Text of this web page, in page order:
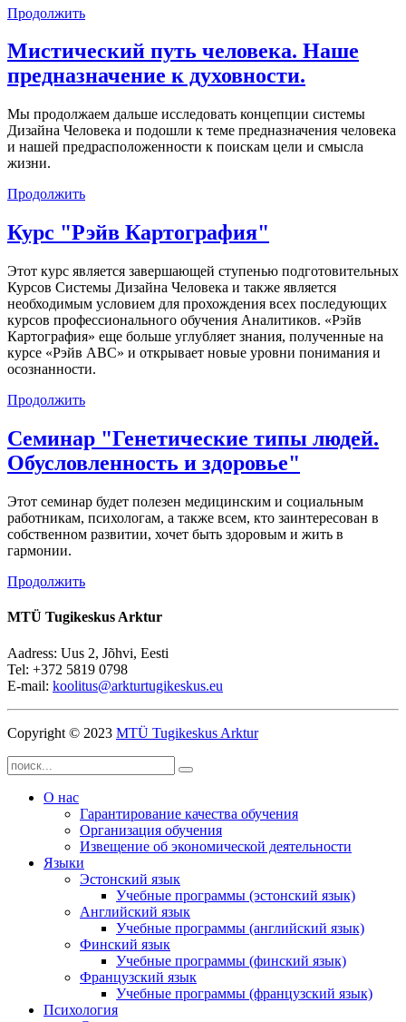
Продолжить
Мистический путь человека. Наше
предназначение к духовности.
Мы продолжаем дальше исследовать концепции системы
Дизайна Человека и подошли к теме предназначения человека
и нашей предрасположенности к поискам цели и смысла
жизни.
Продолжить
Курс "Рэйв Картография"
Этот курс является завершающей ступенью подготовительных
Курсов Системы Дизайна Человека и также является
необходимым условием для прохождения всех последующих
курсов профессионального обучения Аналитиков. «Рэйв
Картография» еще больше углубляет знания, полученные на
курсе «Рэйв АВС» и открывает новые уровни понимания и
осознанности.
Продолжить
Семинар "Генетические типы людей.
Обусловленность и здоровье"
Этот семинар будет полезен медицинским и социальным
работникам, психологам, а также всем, кто заинтересован в
собственном развитии, хочет быть здоровым и жить в
гармонии.
Продолжить
MTÜ Tugikeskus Arktur
Aadress: Uus 2, Jõhvi, Eesti
Tel: +372 5819 0798
E-mail: koolitus@arkturtugikeskus.eu
Copyright © 2023 MTÜ Tugikeskus Arktur
О нас
Гарантирование качества обучения
Организация обучения
Извещение об экономической деятельности
Языки
Эстонский язык
Учебные программы (эстонский язык)
Английский язык
Учебные программы (английский язык)
Финский язык
Учебные программы (финский язык)
Французский язык
Учебные программы (французский язык)
Психология